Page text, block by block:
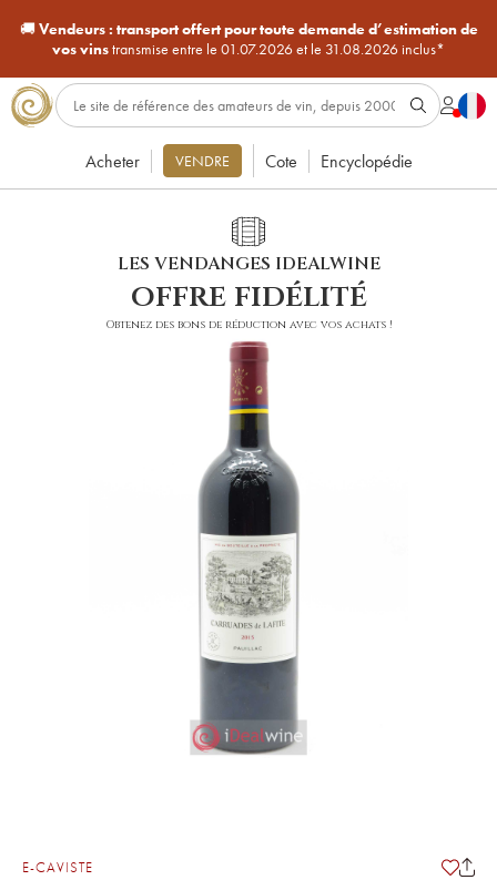
🚚Vendeurs : transport offert pour toute demande d’estimation de
vos vinstransmise entre le 01.07.2026 et le 31.08.2026 inclus*
Acheter VENDRE Cote Encyclopédie
LES VENDANGES IDEALWINE
offre fidélité
Obtenez des bons de réduction avec vos achats !
E-CAVISTE